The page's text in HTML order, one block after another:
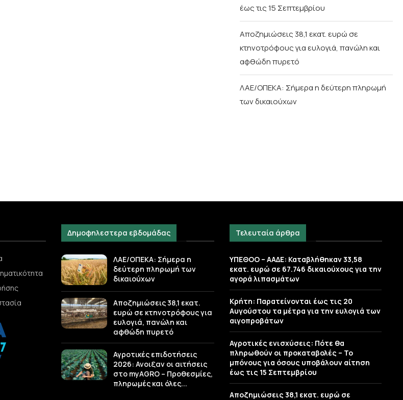
έως τις 15 Σεπτεμβρίου
Αποζημιώσεις 38,1 εκατ. ευρώ σε
κτηνοτρόφους για ευλογιά, πανώλη και
αφθώδη πυρετό
ΛΑΕ/ΟΠΕΚΑ: Σήμερα η δεύτερη πληρωμή
των δικαιούχων
Δημοφηλεστερα εβδομάδας
ΛΑΕ/ΟΠΕΚΑ: Σήμερα η
δεύτερη πληρωμή των
δικαιούχων
Αποζημιώσεις 38,1 εκατ.
ευρώ σε κτηνοτρόφους για
ευλογιά, πανώλη και
αφθώδη πυρετό
Αγροτικές επιδοτήσεις
2026: Ανοιξαν οι αιτήσεις
στο myAGRO – Προθεσμίες,
πληρωμές και όλες...
Τελευταία άρθρα
ΥΠΕΘΟΟ – ΑΑΔΕ: Καταβλήθηκαν 33,58
εκατ. ευρώ σε 67.746 δικαιούχους για την
αγορά λιπασμάτων
Κρήτη: Παρατείνονται έως τις 20
Αυγούστου τα μέτρα για την ευλογιά των
αιγοπροβάτων
Αγροτικές ενισχύσεις: Πότε θα
πληρωθούν οι προκαταβολές – Το
μπόνους για όσους υποβάλουν αίτηση
έως τις 15 Σεπτεμβρίου
Αποζημιώσεις 38,1 εκατ. ευρώ σε